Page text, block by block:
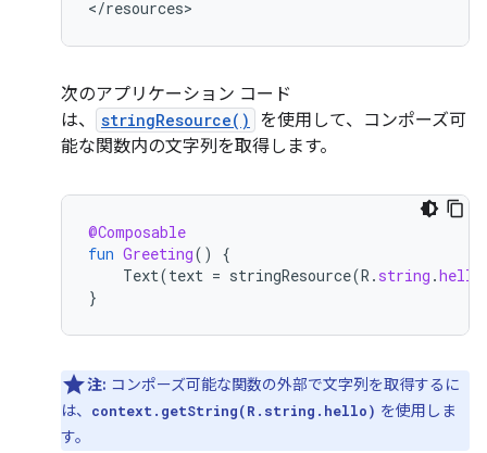
</resources>
次のアプリケーション コード
は、
stringResource()
を使用して、コンポーズ可
能な関数内の文字列を取得します。
@Composable
fun Greeting()
{
Text(text = stringResource(R . string .hello
}
注: コンポーズ可能な関数の外部で文字列を取得するに
は、
context.getString(R.string.hello) を使用しま
す。